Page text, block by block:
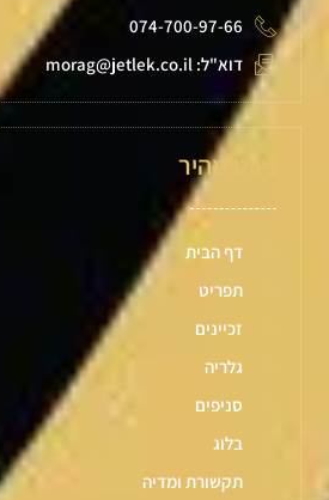
074-700-97-66
דוא"ל: morag@jetlek.co.il
ניווט מהיר
דף הבית
תפריט
זכיינים
גלריה
סניפים
בלוג
תקשורת ומדיה